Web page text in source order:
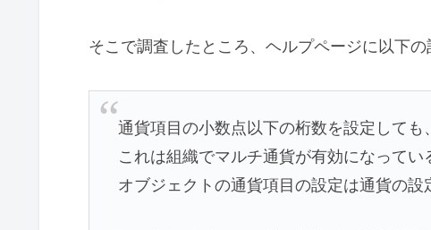
そこで調査したところ、ヘルプページに以下の
通貨項目の小数点以下の桁数を設定しても
これは組織でマルチ通貨が有効になってい
オブジェクトの通貨項目の設定は通貨の設